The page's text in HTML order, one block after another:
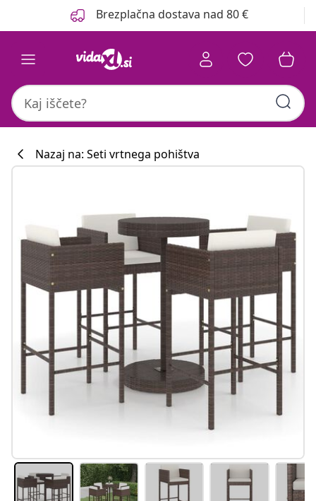
Brezplačna dostava nad 80 €
Nazaj na: Seti vrtnega pohištva